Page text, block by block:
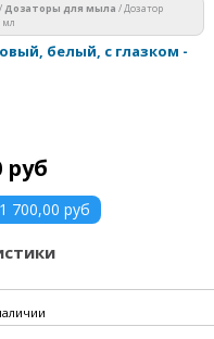
/Дозаторы для мыла /Дозатор
мл
белый, с глазком -
руб